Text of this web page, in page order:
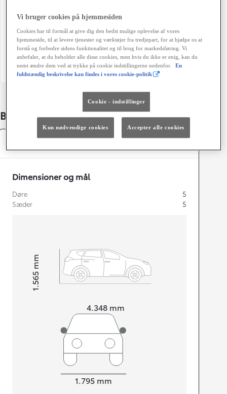
Døre
Farve
Astral
Grøn ejerafgift (årligt)
1.400 kr.
Bildetaljer
Dimensioner og mål
Døre
5
Sæder
5
4.348 mm
Højt1.565
mm
1.795 mm
Vi bruger cookies på hjemmesiden
Cookies har til formål at give dig den bedst mulige oplevelse af vores
hjemmeside, til at levere tjenester og værktøjer fra tredjepart, for at hjælpe os at
forstå og forbedre sidens funktionalitet og til brug for markedsføring. Vi
anbefaler, at du beholder alle disse cookies, men hvis du ikke er enig, kan du
nemt ændre dem ved at trykke på cookie indstillingerne nedenfor.
En
fuldstændig beskrivelse kan findes i vores cookie-politik
Cookie - indstillinger
Kun nødvendige cookies Accepter alle cookies